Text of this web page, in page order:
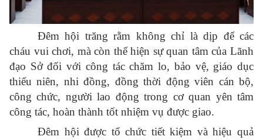
Đêm hội trăng rằm không chỉ là dịp để các
cháu vui chơi, mà còn thể hiện sự quan tâm của Lãnh
đạo Sở đối với công tác chăm lo, bảo vệ, giáo dục
thiếu niên, nhi đồng, đồng thời động viên cán bộ,
công chức, người lao động trong cơ quan yên tâm
công tác, hoàn thành tốt nhiệm vụ được giao.
Đêm hội được tổ chức tiết kiệm và hiệu quả